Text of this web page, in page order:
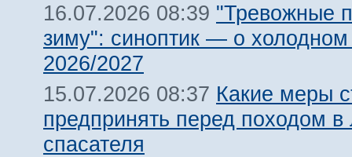
16.07.2026 08:39 "Тревожные
зиму": синоптик — о холодном
2026/2027
15.07.2026 08:37 Какие меры
предпринять перед походом в
спасателя